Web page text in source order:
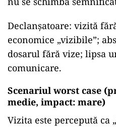
Declanșatoare: vizită
economice „vizibile”;
dosarul fără vize; lipsa
comunicare.
Scenariul worst case
medie, impact: mare)
Vizita este percepută ca